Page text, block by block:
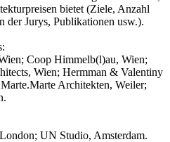
bietet (Ziele, Anzahl
der Jurys, Publikationen usw.).
Coop Himmelb(l)au, Wien;
Wien; Hermman & Valentiny
Architekten, Weiler;
UN Studio, Amsterdam.